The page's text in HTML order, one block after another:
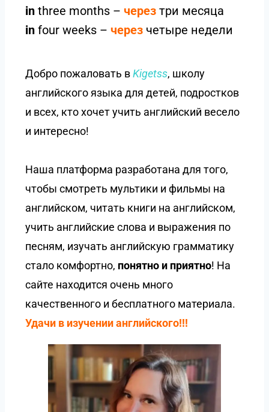
in three months – через три месяца
in four weeks – через четыре недели
Добро пожаловать вKigetss, школу
английского языка для детей, подростков
и всех, кто хочет учить английский весело
и интересно!
Наша платформа разработана для того,
чтобы смотреть мультики и фильмы на
английском, читать книги на английском,
учить английские слова и выражения по
песням, изучать английскую грамматику
стало комфортно, понятно и приятно! На
сайте находится очень много
качественного и бесплатного материала.
Удачи в изучении английского!!!